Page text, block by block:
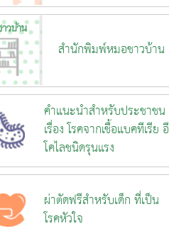
สำนักพิมพ์หมอชาวบ้าน
คำแนะนำสำหรับประชาชน
เรื่อง โรคจากเชื้อแบคทีเรีย อี
โคไลชนิดรุนแรง
ผ่าตัดฟรีสำหรับเด็ก ที่เป็น
โรคหัวใจ